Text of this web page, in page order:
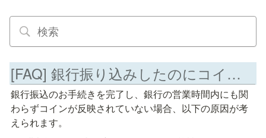
[FAQ] 銀行振り込みしたのにコインが反映されない
銀行振込のお手続きを完了し、銀行の営業時間内にも関
わらずコインが反映されていない場合、以下の原因が考
えられます。